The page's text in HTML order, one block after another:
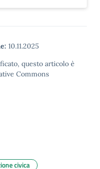
10.11.2025
questo articolo è
Commons
civica